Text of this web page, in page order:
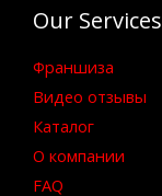
Our Services
Франшиза
Видео отзывы
Каталог
О компании
FAQ